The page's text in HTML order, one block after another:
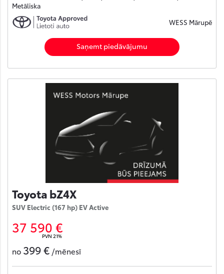
Metāliska
WESS Mārupē
Saņemt piedāvājumu
Toyota bZ4X
SUV Electric (167 hp) EV Active
37 590 €
PVN 21%
no 399 € /mēnesī